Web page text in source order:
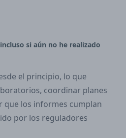
si aún no he realizado
el principio, lo que
coordinar planes
que los informes cumplan
por los reguladores